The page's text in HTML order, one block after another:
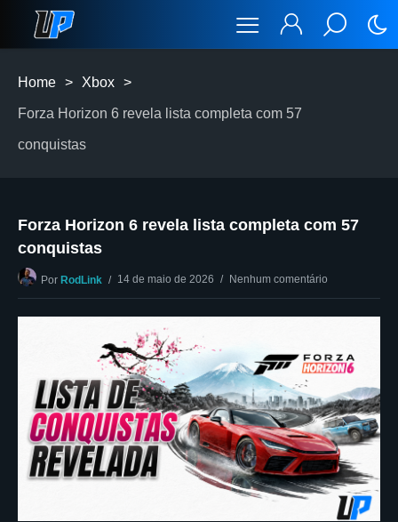
Home > Xbox >
Forza Horizon 6 revela lista completa com 57
conquistas
Forza Horizon 6 revela lista completa com 57
conquistas
Por RodLink 14 de maio de 2026 Nenhum comentário